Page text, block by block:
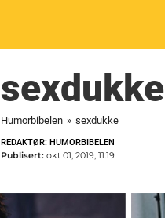
sexdukke
Humorbibelen » sexdukke
REDAKTØR: HUMORBIBELEN
Publisert: okt 01, 2019, 11:19